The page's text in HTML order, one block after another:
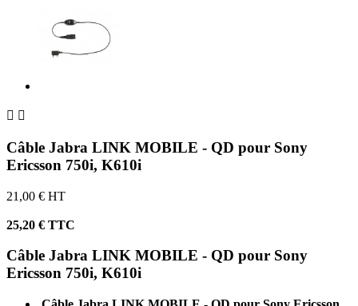
 
Câble Jabra LINK MOBILE - QD pour Sony
Ericsson 750i, K610i
21,00 € HT
25,20 € TTC
Câble Jabra LINK MOBILE - QD pour Sony
Ericsson 750i, K610i